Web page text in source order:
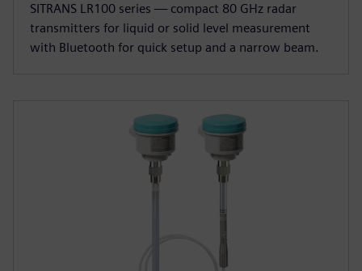
SITRANS LR100 series — compact 80 GHz radar
transmitters for liquid or solid level measurement
with Bluetooth for quick setup and a narrow beam.